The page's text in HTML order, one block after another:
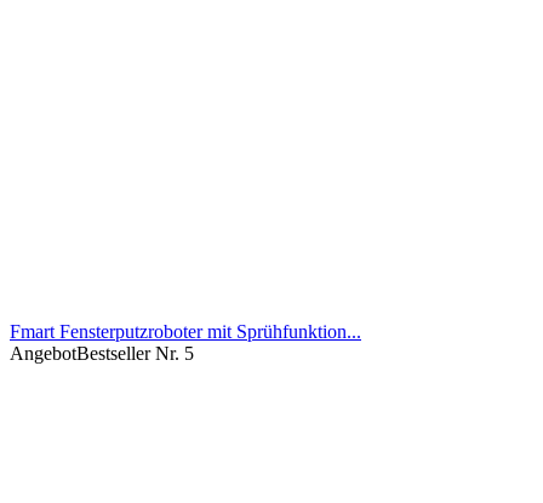
Fmart Fensterputzroboter mit Sprühfunktion...
AngebotBestseller Nr. 5